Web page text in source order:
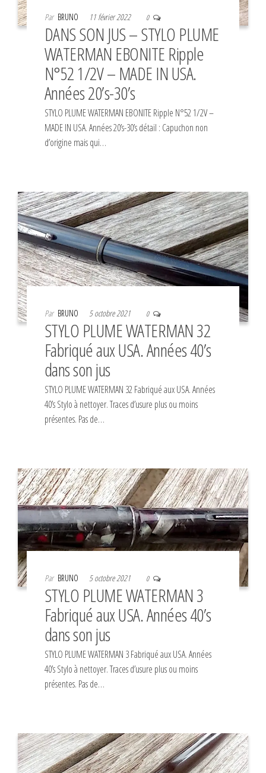
Par BRUNO 11 février 2022 0
DANS SON JUS – STYLO PLUME
WATERMAN EBONITE Ripple
N°52 1/2V – MADE IN USA.
Années 20’s-30’s
STYLO PLUME WATERMAN EBONITE Ripple N°52 1/2V –
MADE IN USA. Années 20’s-30’s détail : Capuchon non
d’origine mais qui…
Par BRUNO 5 octobre 2021 0
STYLO PLUME WATERMAN 32
Fabriqué aux USA. Années 40’s
dans son jus
STYLO PLUME WATERMAN 32 Fabriqué aux USA. Années
40’s Stylo à nettoyer. Traces d’usure plus ou moins
présentes. Pas de…
Par BRUNO 5 octobre 2021 0
STYLO PLUME WATERMAN 3
Fabriqué aux USA. Années 40’s
dans son jus
STYLO PLUME WATERMAN 3 Fabriqué aux USA. Années
40’s Stylo à nettoyer. Traces d’usure plus ou moins
présentes. Pas de…